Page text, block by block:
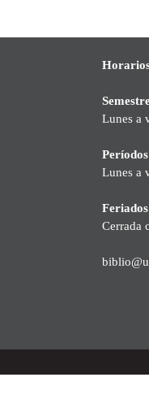
Lunes a
Lunes a
Cerrada